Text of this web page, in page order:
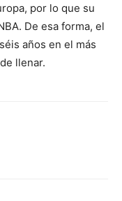
por lo que su
De esa forma, el
años en el más
llenar.